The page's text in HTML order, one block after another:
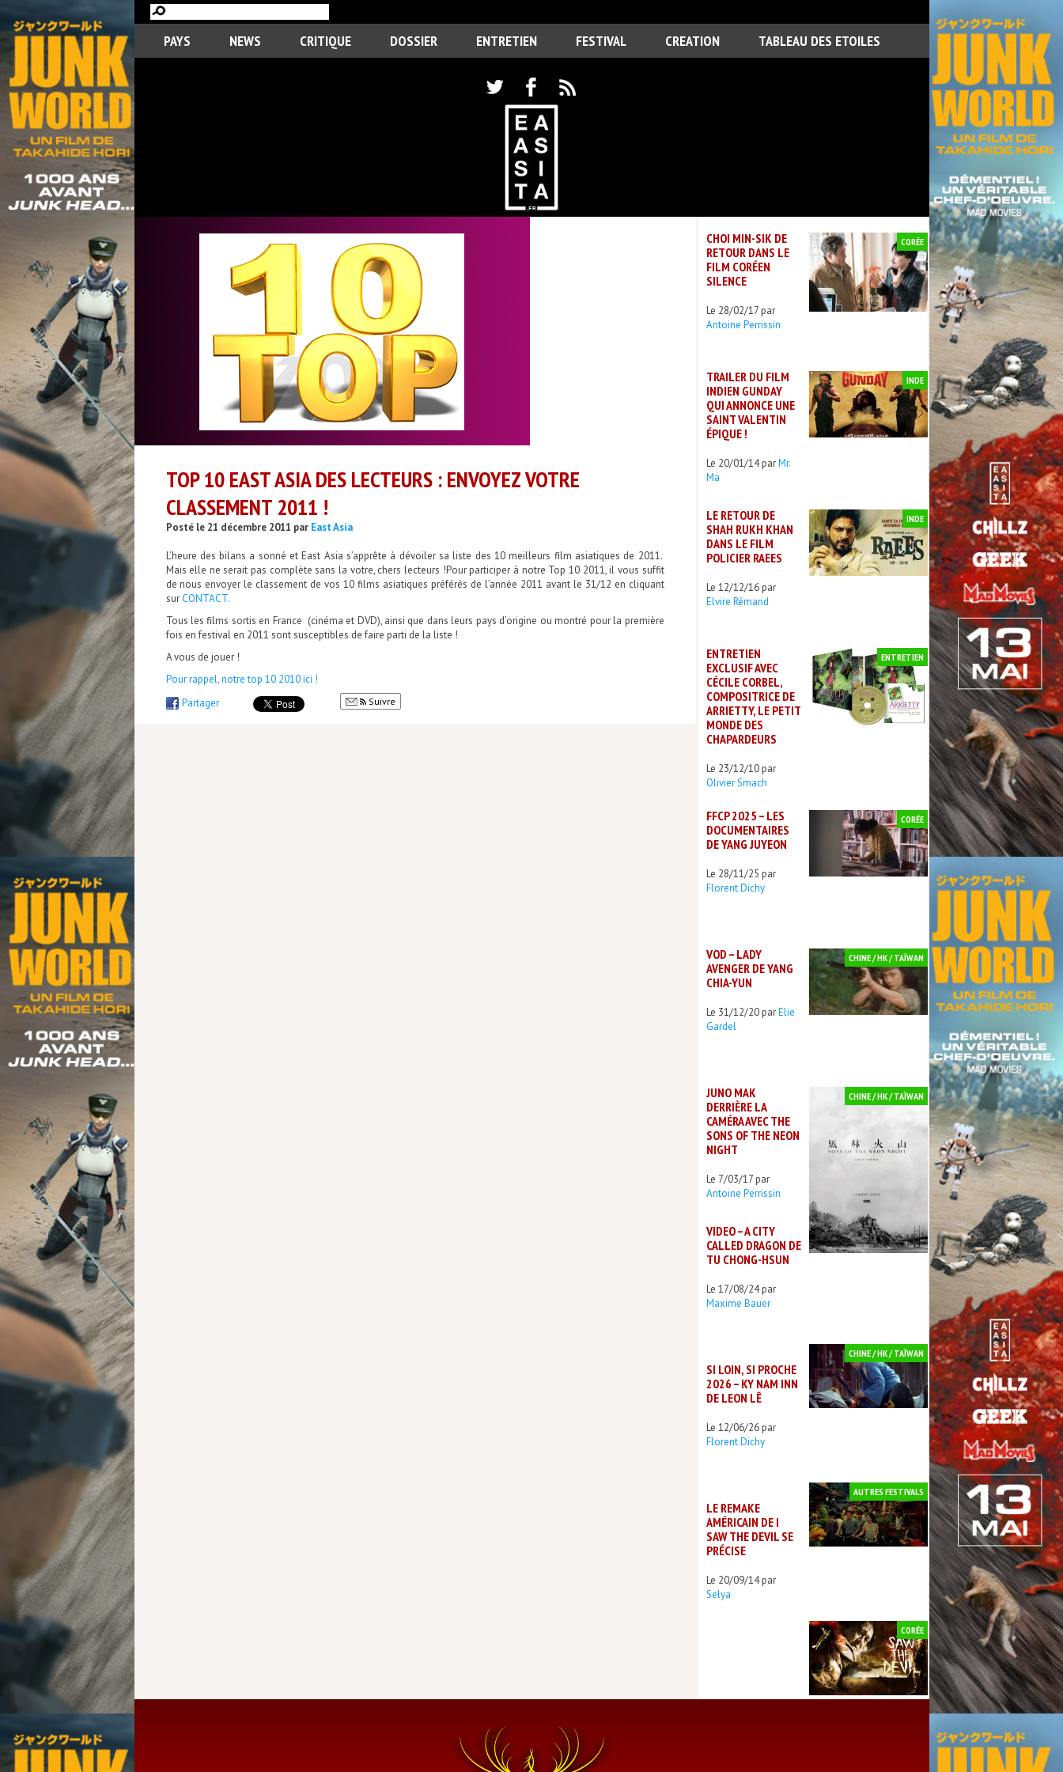
PAYS NEWS CRITIQUE DOSSIER ENTRETIEN FESTIVAL CREATION TABLEAU DES ETOILES
TOP 10 EAST ASIA DES LECTEURS : ENVOYEZ VOTRE
CLASSEMENT 2011 !
Posté le 21 décembre 2011 par East Asia
L’heure des bilans a sonné et East Asia s’apprête à dévoiler sa liste des 10 meilleurs film asiatiques de 2011.
Mais elle ne serait pas complète sans la votre, chers lecteurs !Pour participer à notre Top 10 2011, il vous suffit
de nous envoyer le classement de vos 10 films asiatiques préférés de l’année 2011 avant le 31/12 en cliquant
sur CONTACT.
Tous les films sortis en France (cinéma et DVD), ainsi que dans leurs pays d’origine ou montré pour la première
fois en festival en 2011 sont susceptibles de faire parti de la liste !
A vous de jouer !
Pour rappel, notre top 10 2010 ici !
Partager
Suivre
CHOI MIN-SIK DE
RETOUR DANS LE
FILM CORÉEN
SILENCE
Le 28/02/17 par
Antoine Perrissin
CORÉE
TRAILER DU FILM
INDIEN GUNDAY
QUI ANNONCE UNE
SAINT VALENTIN
ÉPIQUE !
Le 20/01/14 parMr.
Ma
INDE
LE RETOUR DE
SHAH RUKH KHAN
DANS LE FILM
POLICIER RAEES
Le 12/12/16 par
Elvire Rémand
INDE
ENTRETIEN
EXCLUSIF AVEC
CÉCILE CORBEL,
COMPOSITRICE DE
ARRIETTY, LE PETIT
MONDE DES
CHAPARDEURS
Le 23/12/10 par
Olivier Smach
ENTRETIEN
FFCP 2025 – LES
DOCUMENTAIRES
DE YANG JUYEON
Le 28/11/25 par
Florent Dichy
CORÉE
VOD – LADY
AVENGER DE YANG
CHIA-YUN
Le 31/12/20 parElie
Gardel
CHINE / HK / TAÏWAN
JUNO MAK
DERRIÈRE LA
CAMÉRA AVEC THE
SONS OF THE NEON
NIGHT
Le 7/03/17 par
Antoine Perrissin
CHINE / HK / TAÏWAN
VIDEO – A CITY
CALLED DRAGON DE
TU CHONG-HSUN
Le 17/08/24 par
Maxime Bauer
CHINE / HK / TAÏWAN
SI LOIN, SI PROCHE
2026 – KY NAM INN
DE LEON LÊ
Le 12/06/26 par
Florent Dichy
AUTRES FESTIVALS
LE REMAKE
AMÉRICAIN DE I
SAW THE DEVIL SE
PRÉCISE
Le 20/09/14 par
Selya
CORÉE